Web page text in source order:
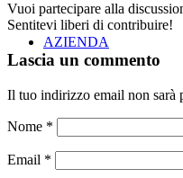
AZIENDA
Vuoi partecipare alla
Sentitevi liberi di contribuire!
Lascia un commento
Il tuo indirizzo email non sarà
Nome *
Email *